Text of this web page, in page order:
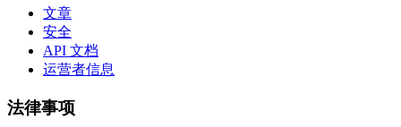
文章
安全
API 文档
运营者信息
法律事项